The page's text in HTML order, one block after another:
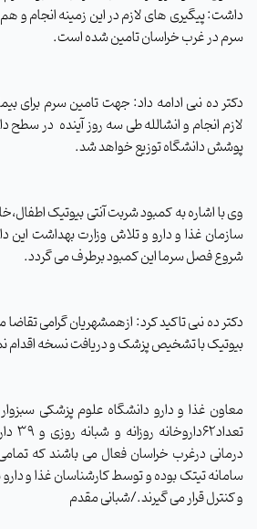
داشت: پیگیری های لازم در این زمینه انجام و هم
سرم در غرب خراسان تامین شده است.
دکتر ده نبی ادامه داد: جهت تامین سرم برای
لازم انجام و انشالله طی سه روز آینده در سطح
پوشش دانشگاه توزیع خواهد شد.
وی با اشاره به کمبود شربت آنتی بیوتیک
سازمان غذا و دارو و تلاش وزارت بهداشت این
شروع فصل سرما این کمبود برطرف می گردد.
دکتر ده نبی تاکید کرد: ازهمشهریان گرامی
بیوتیک با تشخیص پزشک و دریافت نسخه اقدام
معاون غذا و دارو دانشگاه علوم پزشکی
درمانی درغرب خراسان فعال می باشند که
سامانه تیتک بوده و توسط کارشناسان غذا و
و کنترل قرار می گیرند./شبانی مقدم